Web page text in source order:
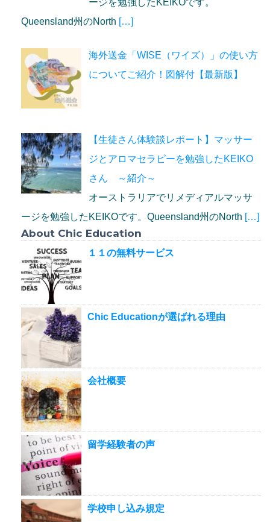
Queensland州のNorth […]
海外送金「WISE（ワイズ）」の使い方
についてご紹介！図解付【最新版】
【生徒さん体験談レポート】マッサー
ジとアロマセラピーを勉強したKEIKO
さん ～紹介～
オーストラリアでリメディアルマッサ
ージを勉強したKEIKOです。Queensland州のNorth […]
About Chic Education
１１の無料サービス
Chic Educationが選ばれる理由
会社概要
留学経験者の声
学校申し込み規定